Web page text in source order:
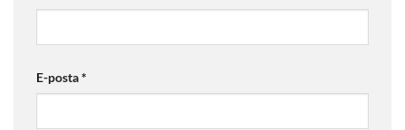
E-posta*